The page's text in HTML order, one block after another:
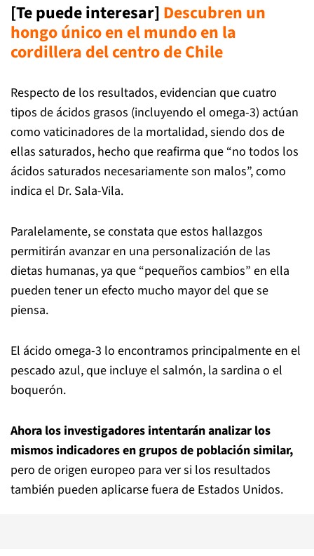
[Te puede interesar] Descubren un
hongo único en el mundo en la
cordillera del centro de Chile
Respecto de los resultados, evidencian que cuatro
tipos de ácidos grasos (incluyendo el omega-3) actúan
como vaticinadores de la mortalidad, siendo dos de
ellas saturados, hecho que reafirma que “no todos los
ácidos saturados necesariamente son malos”, como
indica el Dr. Sala-Vila.
Paralelamente, se constata que estos hallazgos
permitirán avanzar en una personalización de las
dietas humanas, ya que “pequeños cambios” en ella
pueden tener un efecto mucho mayor del que se
piensa.
El ácido omega-3 lo encontramos principalmente en el
pescado azul, que incluye el salmón, la sardina o el
boquerón.
Ahora los investigadores intentarán analizar los
mismos indicadores en grupos de población similar,
pero de origen europeo para ver si los resultados
también pueden aplicarse fuera de Estados Unidos.